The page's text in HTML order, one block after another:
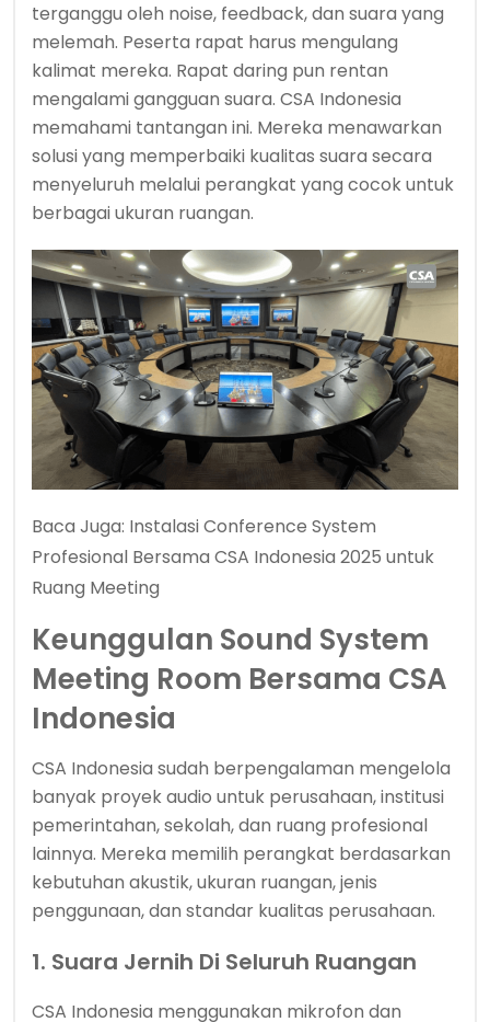
terganggu oleh noise, feedback, dan suara yang
melemah. Peserta rapat harus mengulang
kalimat mereka. Rapat daring pun rentan
mengalami gangguan suara. CSA Indonesia
memahami tantangan ini. Mereka menawarkan
solusi yang memperbaiki kualitas suara secara
menyeluruh melalui perangkat yang cocok untuk
berbagai ukuran ruangan.
Baca Juga: Instalasi Conference System
Profesional Bersama CSA Indonesia 2025 untuk
Ruang Meeting
Keunggulan Sound System
Meeting Room Bersama CSA
Indonesia
CSA Indonesia sudah berpengalaman mengelola
banyak proyek audio untuk perusahaan, institusi
pemerintahan, sekolah, dan ruang profesional
lainnya. Mereka memilih perangkat berdasarkan
kebutuhan akustik, ukuran ruangan, jenis
penggunaan, dan standar kualitas perusahaan.
1. Suara Jernih Di Seluruh Ruangan
CSA Indonesia menggunakan mikrofon dan